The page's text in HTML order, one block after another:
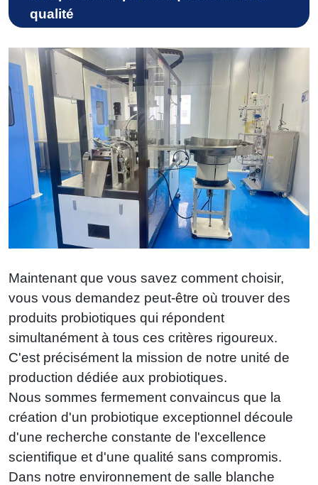
qualité
Maintenant que vous savez comment choisir,
vous vous demandez peut-être où trouver des
produits probiotiques qui répondent
simultanément à tous ces critères rigoureux.
C'est précisément la mission de notre unité de
production dédiée aux probiotiques.
Nous sommes fermement convaincus que la
création d'un probiotique exceptionnel découle
d'une recherche constante de l'excellence
scientifique et d'une qualité sans compromis.
Dans notre environnement de salle blanche